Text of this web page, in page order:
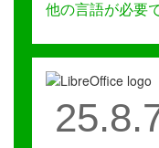
他の言語が必要